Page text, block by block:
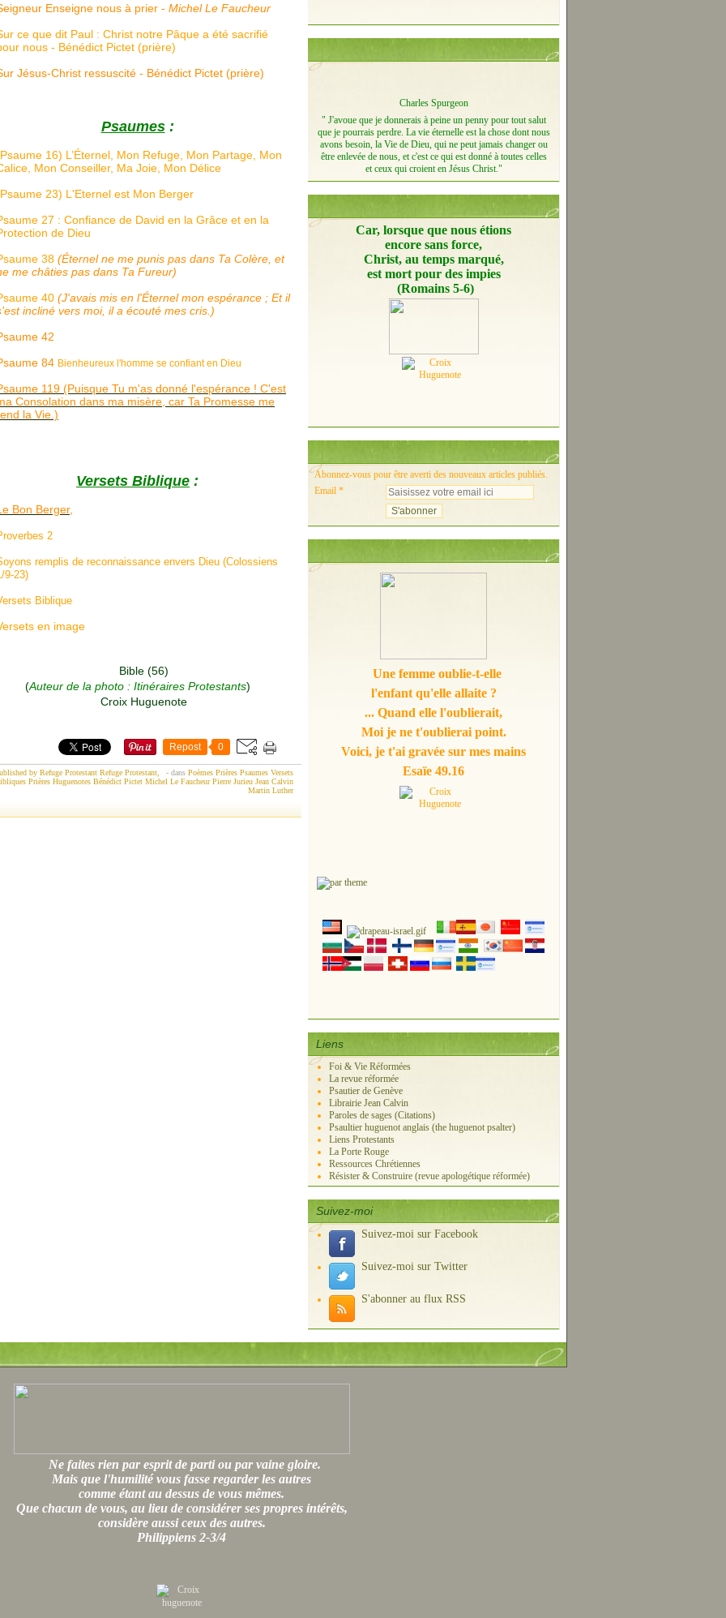
Enseigne nous à prier - Michel Le Faucheur
ce que dit Paul : Christ notre Pâque a été sacrifié
nous - Bénédict Pictet (prière)
Jésus-Christ ressuscité - Bénédict Pictet (prière)
Psaumes:
16) L’Éternel, Mon Refuge, Mon Partage, Mon
Mon Conseiller, Ma Joie, Mon Délice
23) L'Eternel est Mon Berger
27 : Confiance de David en la Grâce et en la
de Dieu
38 (Éternel ne me punis pas dans Ta Colère, et
me châties pas dans Ta Fureur)
40 (J'avais mis en l'Éternel mon espérance ; Et il
incliné vers moi, il a écouté mes cris.)
42
84 Bienheureux l'homme se confiant en Dieu
119 (Puisque Tu m'as donné l'espérance ! C'est
Consolation dans ma misère, car Ta Promesse me
la Vie.)
Versets Biblique :
Bon Berger,
2
remplis de reconnaissance envers Dieu (Colossiens
9-23)
Biblique
en image
(Auteur de la photo : Itinéraires Protestants)
Repost 0
by Refuge Protestant Refuge Protestant, - dans Poèmes Prières Psaumes Versets
Prières Huguenotes Bénédict Pictet Michel Le Faucheur Pierre Jurieu Jean Calvin
Martin Luther
Charles Spurgeon
" J'avoue que je donnerais à peine un penny pour tout salut
que je pourrais perdre. La vie éternelle est la chose dont nous
avons besoin, la Vie de Dieu, qui ne peut jamais changer ou
être enlevée de nous, et c'est ce qui est donné à toutes celles
et ceux qui croient en Jésus Christ."
Car, lorsque que nous étions
encore sans force,
Christ, au temps marqué,
est mort pour des impies
(Romains 5-6)
Abonnez-vous pour être averti des nouveaux articles publiés.
Email
Une femme oublie-t-elle
l'enfant qu'elle allaite ?
... Quand elle l'oublierait,
Moi je ne t'oublierai point.
Voici, je t'ai gravée sur mes mains
Esaïe 49.16
Liens
Foi & Vie Réformées
La revue réformée
Psautier de Genève
Librairie Jean Calvin
Paroles de sages (Citations)
Psaultier huguenot anglais (the huguenot psalter)
Liens Protestants
La Porte Rouge
Ressources Chrétiennes
Résister & Construire (revue apologétique réformée)
Suivez-moi
Suivez-moi sur Facebook
Suivez-moi sur Twitter
S'abonner au flux RSS
Ne faites rien par esprit de parti ou par vaine gloire.
Mais que l'humilité vous fasse regarder les autres
comme étant au dessus de vous mêmes.
Que chacun de vous, au lieu de considérer ses propres intérêts,
considère aussi ceux des autres.
Philippiens 2-3/4